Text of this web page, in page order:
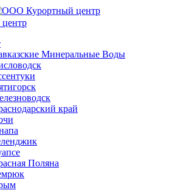
Минеральные Воды
край
Поляна